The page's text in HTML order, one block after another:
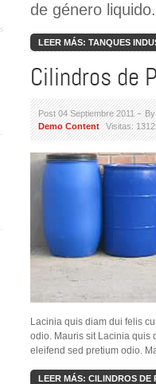
de género liquido.
LEER MÁS: TANQUES
Cilindros de
Post 04 Septiembre 2011
Demo Content
Visitas:
Lacinia quis diam dui felis
odio. Mauris sit Lacinia quis
eleifend sed pretium odio.
LEER MÁS: CILINDROS DE